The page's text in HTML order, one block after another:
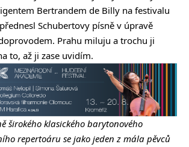
Bertrandem de Billy na festivalu
Schubertovy písně v úpravě
Prahu miluju a trochu ji
to, až ji zase uvidím.
širokého klasického barytonového
repertoáru se jako jeden z mála pěvců